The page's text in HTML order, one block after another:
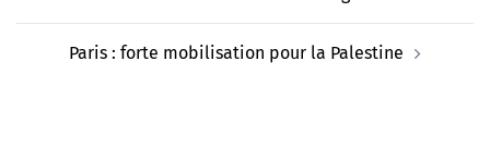
Paris : forte mobilisation pour la Palestine